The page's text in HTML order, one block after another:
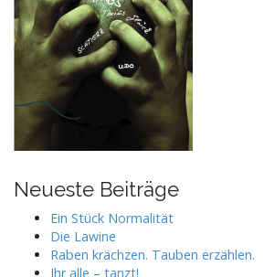
Neueste Beiträge
Ein Stück Normalität
Die Lawine
Raben krächzen. Tauben erzählen.
Ihr alle – tanzt!